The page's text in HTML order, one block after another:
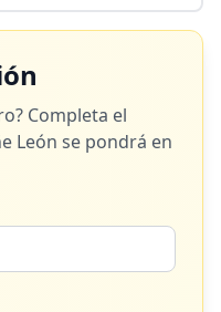
Completa el
León se pondrá en